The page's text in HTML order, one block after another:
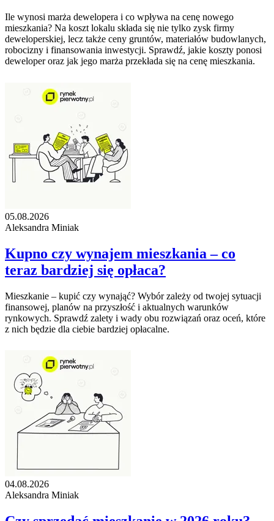
Ile wynosi marża dewelopera i co wpływa na cenę nowego
mieszkania? Na koszt lokalu składa się nie tylko zysk firmy
deweloperskiej, lecz także ceny gruntów, materiałów budowlanych,
robocizny i finansowania inwestycji. Sprawdź, jakie koszty ponosi
deweloper oraz jak jego marża przekłada się na cenę mieszkania.
05.08.2026
Aleksandra Miniak
Kupno czy wynajem mieszkania – co
teraz bardziej się opłaca?
Mieszkanie – kupić czy wynająć? Wybór zależy od twojej sytuacji
finansowej, planów na przyszłość i aktualnych warunków
rynkowych. Sprawdź zalety i wady obu rozwiązań oraz oceń, które
z nich będzie dla ciebie bardziej opłacalne.
04.08.2026
Aleksandra Miniak